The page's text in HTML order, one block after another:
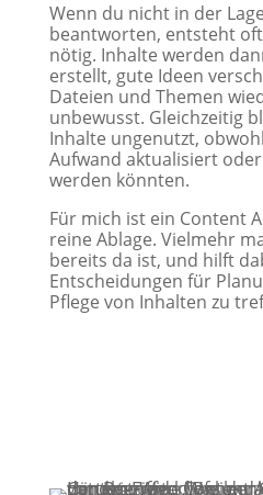
Wenn du nicht in der
beantworten, entsteht
nötig. Inhalte werden
erstellt, gute Ideen
Dateien und Themen
unbewusst. Gleichzeitig
Inhalte ungenutzt,
Aufwand aktualisiert
werden könnten.
Für mich ist ein Content
reine Ablage. Vielmehr
bereits da ist, und hilft
Entscheidungen für
Pflege von Inhalten zu